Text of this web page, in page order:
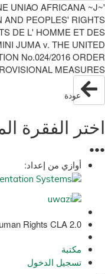
UNIAO AFRICANA ~J~'
AND PEOPLES' RIGHTS
DE L' HOMME ET DES
JUMA v. THE UNITED
No.024/2016 ORDER
MEASURES
عودة
اختر الفقرة
●
●
●
أوازي من إعداد:
Rights CLA 2.0
مكتبة
تسجيل الدخول